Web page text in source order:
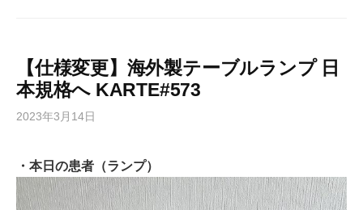
【仕様変更】海外製テーブルランプ 日
本規格へ KARTE#573
2023年3月14日
・本日の患者（ランプ）